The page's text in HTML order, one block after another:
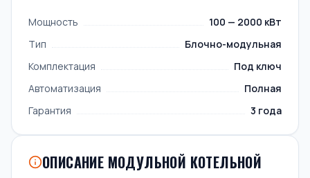
Мощность
100 — 2000 кВт
Тип
Блочно-модульная
Комплектация
Под ключ
Автоматизация
Полная
Гарантия
3 года
ОПИСАНИЕ МОДУЛЬНОЙ КОТЕЛЬНОЙ